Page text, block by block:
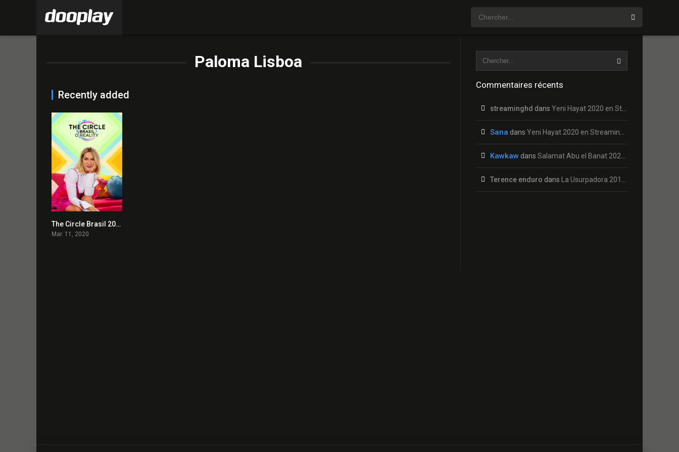
Paloma Lisboa
Recently added
10The Circle Brasil 2020 en Streaming HD Gratuit !
Mar. 11, 2020
Commentaires récents
streaminghd dans Yeni Hayat 2020 en Streaming HD Gratuit !
Sana dans Yeni Hayat 2020 en Streaming HD Gratuit !
Kawkaw dans Salamat Abu el Banat 2020 en Streaming HD Gratuit !
Terence enduro dans La Usurpadora 2019 en Streaming HD Gratuit !